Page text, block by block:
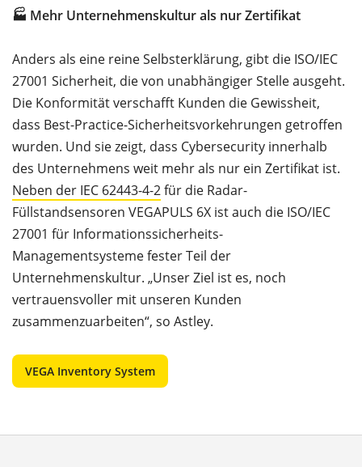
🏭 Mehr Unternehmenskultur als nur Zertifikat
Anders als eine reine Selbsterklärung, gibt die ISO/IEC
27001 Sicherheit, die von unabhängiger Stelle ausgeht.
Die Konformität verschafft Kunden die Gewissheit,
dass Best-Practice-Sicherheitsvorkehrungen getroffen
wurden. Und sie zeigt, dass Cybersecurity innerhalb
des Unternehmens weit mehr als nur ein Zertifikat ist.
Neben der IEC 62443-4-2für die Radar-
Füllstandsensoren VEGAPULS 6X ist auch die ISO/IEC
27001 für Informationssicherheits-
Managementsysteme fester Teil der
Unternehmenskultur. „Unser Ziel ist es, noch
vertrauensvoller mit unseren Kunden
zusammenzuarbeiten“, so Astley.
VEGA Inventory System